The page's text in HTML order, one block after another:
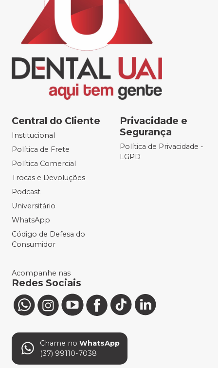
Central do Cliente
Institucional
Política de Frete
Política Comercial
Trocas e Devoluções
Podcast
Universitário
WhatsApp
Código de Defesa do
Consumidor
Privacidade e
Segurança
Política de Privacidade -
LGPD
Acompanhe nas
Redes Sociais
Chame no WhatsApp
(37) 99110-7038